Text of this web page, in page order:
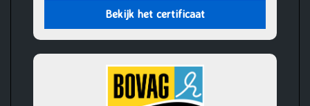
Bekijk het certificaat